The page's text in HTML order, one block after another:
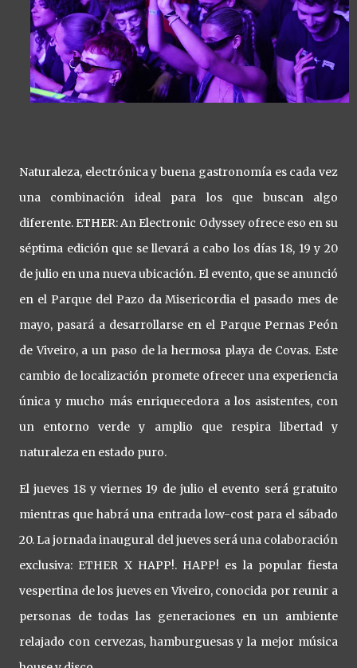
Naturaleza, electrónica y buena gastronomía es cada vez
una combinación ideal para los que buscan algo
diferente. ETHER: An Electronic Odyssey ofrece eso en su
séptima edición que se llevará a cabo los días 18, 19 y 20
de julio en una nueva ubicación. El evento, que se anunció
en el Parque del Pazo da Misericordia el pasado mes de
mayo, pasará a desarrollarse en el Parque Pernas Peón
de Viveiro, a un paso de la hermosa playa de Covas. Este
cambio de localización promete ofrecer una experiencia
única y mucho más enriquecedora a los asistentes, con
un entorno verde y amplio que respira libertad y
naturaleza en estado puro.
El jueves 18 y viernes 19 de julio el evento será gratuito
mientras que habrá una entrada low-cost para el sábado
20. La jornada inaugural del jueves será una colaboración
exclusiva: ETHER X HAPP!. HAPP! es la popular fiesta
vespertina de los jueves en Viveiro, conocida por reunir a
personas de todas las generaciones en un ambiente
relajado con cervezas, hamburguesas y la mejor música